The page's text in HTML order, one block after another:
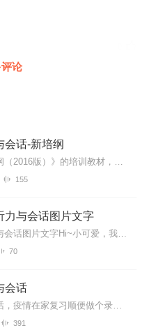
谢
很大帮助
讲的很清楚，谢谢老师！
论
会话-新培纲
根据《海船船员培训大纲（2016版）》的培训教材，制作了英文加中文的录音，希望大家英汉结合、对照记忆，顺利通过考试，拿到适任证书！
155
力与会话图片文字
最新值班机工英语听力与会话图片文字Hi~小可爱，我是春风，满心欢喜，满眼是你，用心陪伴每一个真爱粉！茫茫喜马，与你有缘相遇，我不胜欢喜。我想在每一个你难熬的时刻...
70
会话
新版机工英语听力与会话，疫情在家复习顺便做个录音希望考必过与大家共勉
391